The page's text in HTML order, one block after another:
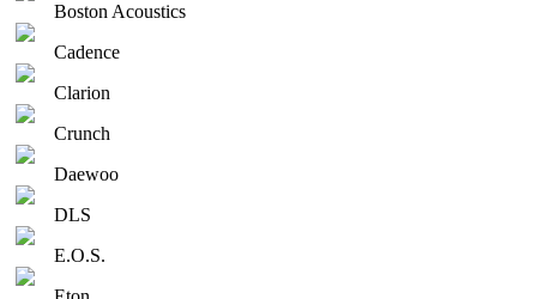
Boston Acoustics
Cadence
Clarion
Crunch
Daewoo
DLS
E.O.S.